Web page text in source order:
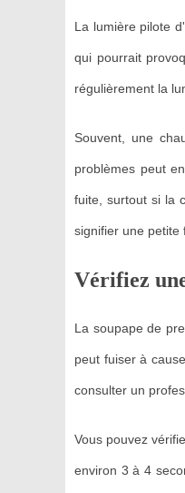
La lumière pilote
qui pourrait
régulièrement la
Souvent, une
problèmes peut
fuite, surtout si la
signifier une petite
Vérifiez
La soupape de
peut fuiser à
consulter un
Vous pouvez
environ 3 à 4